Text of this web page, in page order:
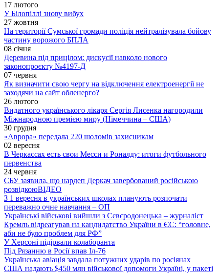
17 лютого
У Білопіллі знову вибух
27 жовтня
На території Сумської громади поліція нейтралізувала бойову
частину ворожого БПЛА
08 січня
Деревина під прицілом: дискусії навколо нового
законопроєкту №4197-Д
07 червня
Як визначити свою чергу на відключення електроенергії не
заходячи на сайт обленерго?
26 лютого
Видатного українського лікаря Сергія Лисенка нагородили
Міжнародною премією миру (Німеччина – США)
30 грудня
«Аврора» передала 220 шоломів захисникам
02 вересня
В Черкассах есть свои Месси и Роналду: итоги футбольного
первенства
24 червня
СБУ заявила, що нардеп Деркач завербований російською
розвідкоюВІДЕО
З 1 вересня в українських школах планують розпочати
переважно очне навчання – ОП
Українські військові вийшли з Сєвєродонецька – журналіст
Кремль відреагував на кандидатство України в ЄС: “головне,
аби не було проблем для РФ”
У Херсоні підірвали колаборанта
Під Рязанню в Росії впав Іл-76
Українська авіація завдала потужних ударів по росіянах
США надають $450 млн військової допомоги Україні, у пакеті